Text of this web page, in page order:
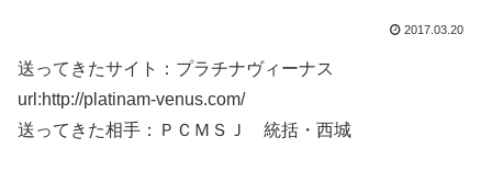
2017.03.20
送ってきたサイト：プラチナヴィーナス
url:http://platinam-venus.com/
送ってきた相手：ＰＣＭＳＪ 統括・西城